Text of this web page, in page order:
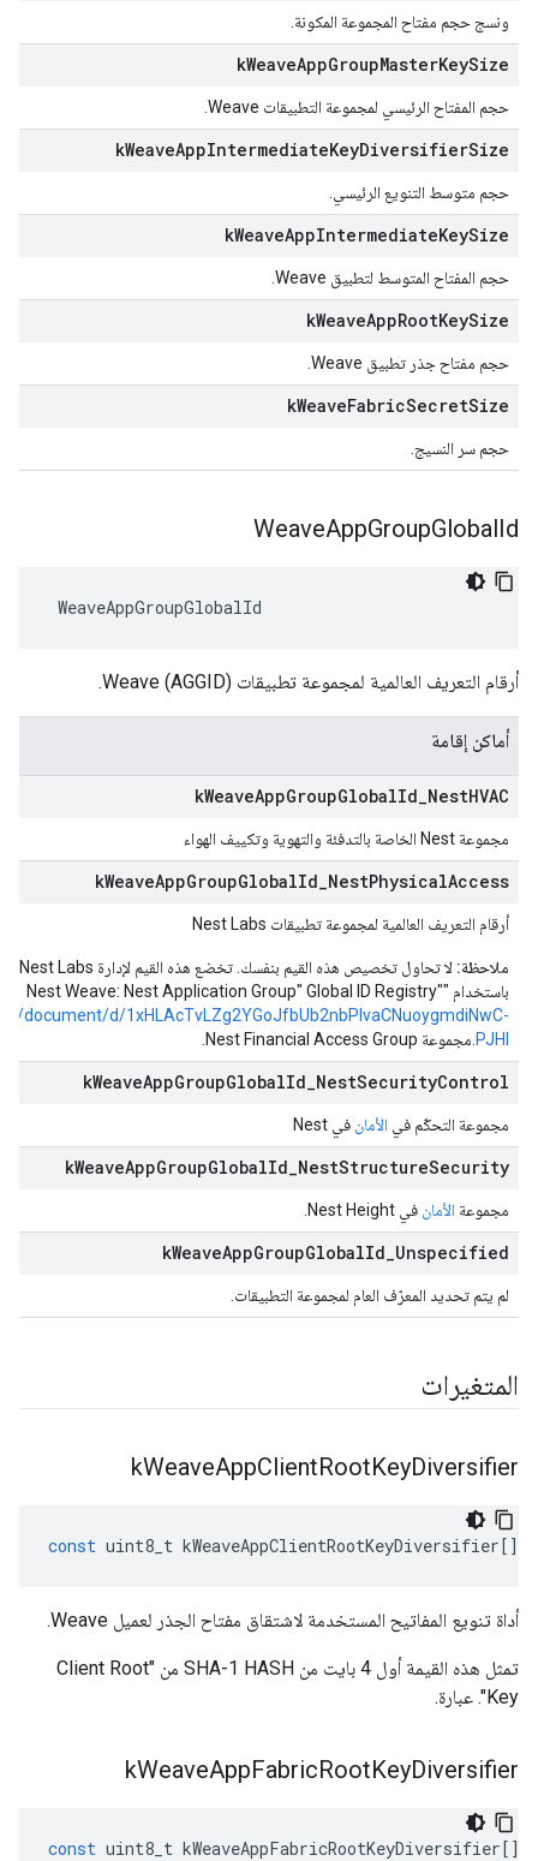
ونسج حجم مفتاح المجموعة المكونة.
kWeaveAppGroupMasterKeySize
حجم المفتاح الرئيسي لمجموعة التطبيقات Weave.
kWeaveAppIntermediateKeyDiversifierSize
حجم متوسط التنويع الرئيسي.
kWeaveAppIntermediateKeySize
حجم المفتاح المتوسط لتطبيق Weave.
kWeaveAppRootKeySize
حجم مفتاح جذر تطبيق Weave.
kWeaveFabricSecretSize
حجم سر النسيج.
WeaveAppGroupGlobalId
WeaveAppGroupGlobalId
أرقام التعريف العالمية لمجموعة تطبيقات Weave (AGGID).
أماكن إقامة
kWeaveAppGroupGlobalId NestHVAC
مجموعة Nest الخاصة بالتدفئة والتهوية وتكييف الهواء
kWeaveAppGroupGlobalId NestPhysicalAccess
أرقام التعريف العالمية لمجموعة تطبيقات Nest Labs
ملاحظة:
باستخدام "Nest Weave: Nest Application Group" Global ID Registry"
document/d/1xHLAcTvLZg2YGoJfbUb2nbPIvaCNuoygmdiNwC-
PJHI .مجموعة Nest Financial Access Group.
kWeaveAppGroupGlobalId NestSecurityControl
مجموعة التحكّم في الأمان في Nest
kWeaveAppGroupGlobalId NestStructureSecurity
مجموعة الأمان في Nest Height.
kWeaveAppGroupGlobalId Unspecified
لم يتم تحديد المعرّف العام لمجموعة التطبيقات.
المتغيرات
kWeaveAppClientRootKeyDiversifier
const uint8_t kWeaveAppClientRootKeyDiversifier[]
أداة تنويع المفاتيح المستخدمة لاشتقاق مفتاح الجذر لعميل Weave.
تمثل هذه القيمة أول 4 بايت من SHA-1 HASH من "Client Root
Key". عبارة.
kWeaveAppFabricRootKeyDiversifier
const uint8_t kWeaveAppFabricRootKeyDiversifier[]